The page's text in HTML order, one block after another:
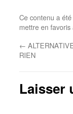
Ce contenu a
mettre en favoris
←
RIEN
Laisser